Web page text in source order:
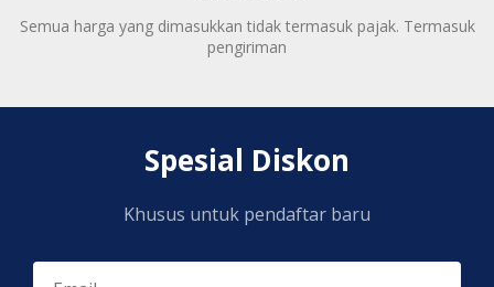
Semua harga yang dimasukkan tidak termasuk pajak. Termasuk
pengiriman
Spesial Diskon
Khusus untuk pendaftar baru